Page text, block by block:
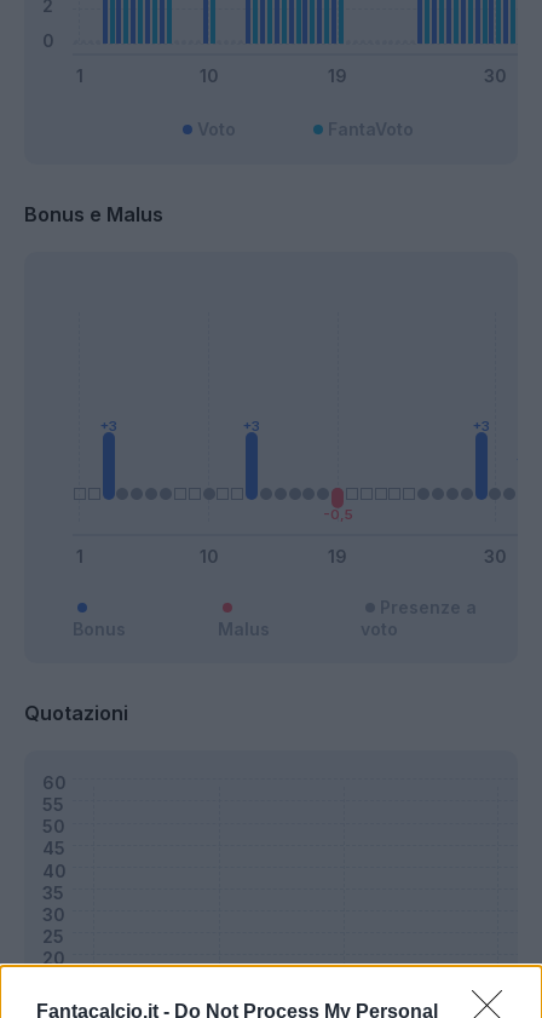
Fantacalcio.it - Do Not Process My Personal
Bonus e Malus
Quotazioni